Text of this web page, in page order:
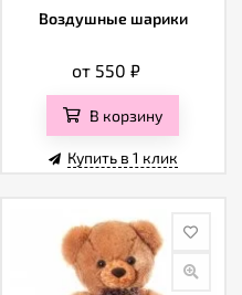
Воздушные шарики
от 550₽
В корзину
Купить в 1 клик